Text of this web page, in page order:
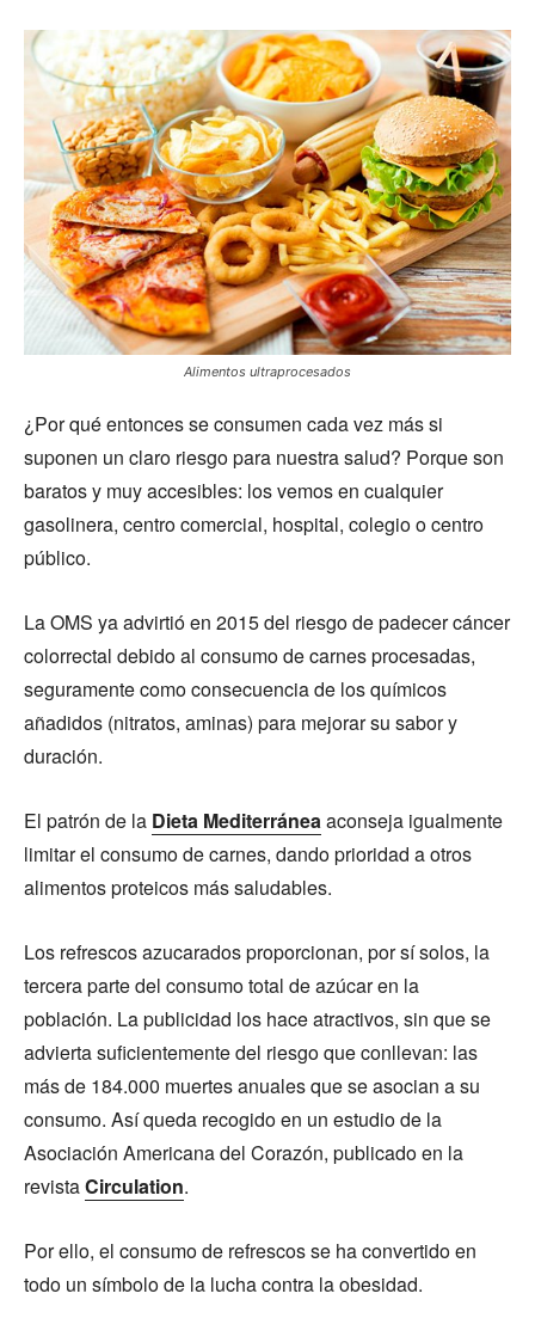
Alimentos ultraprocesados
¿Por qué entonces se consumen cada vez más si
suponen un claro riesgo para nuestra salud? Porque son
baratos y muy accesibles: los vemos en cualquier
gasolinera, centro comercial, hospital, colegio o centro
público.
La OMS ya advirtió en 2015 del riesgo de padecer cáncer
colorrectal debido al consumo de carnes procesadas,
seguramente como consecuencia de los químicos
añadidos (nitratos, aminas) para mejorar su sabor y
duración.
El patrón de la Dieta Mediterráneaaconseja igualmente
limitar el consumo de carnes, dando prioridad a otros
alimentos proteicos más saludables.
Los refrescos azucarados proporcionan, por sí solos, la
tercera parte del consumo total de azúcar en la
población. La publicidad los hace atractivos, sin que se
advierta suficientemente del riesgo que conllevan: las
más de 184.000 muertes anuales que se asocian a su
consumo. Así queda recogido en un estudio de la
Asociación Americana del Corazón, publicado en la
revistaCirculation.
Por ello, el consumo de refrescos se ha convertido en
todo un símbolo de la lucha contra la obesidad.